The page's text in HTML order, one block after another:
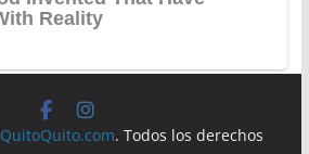
QuitoQuito.com. Todos los derechos